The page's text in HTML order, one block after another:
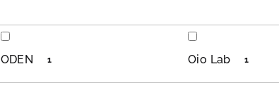
ODEN 1 Oio Lab 1